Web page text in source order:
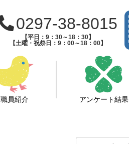
0297-38-8015
【平日：9：30～18：30】
【土曜・祝祭日：9：00～18：00】
職員紹介 アンケート結果